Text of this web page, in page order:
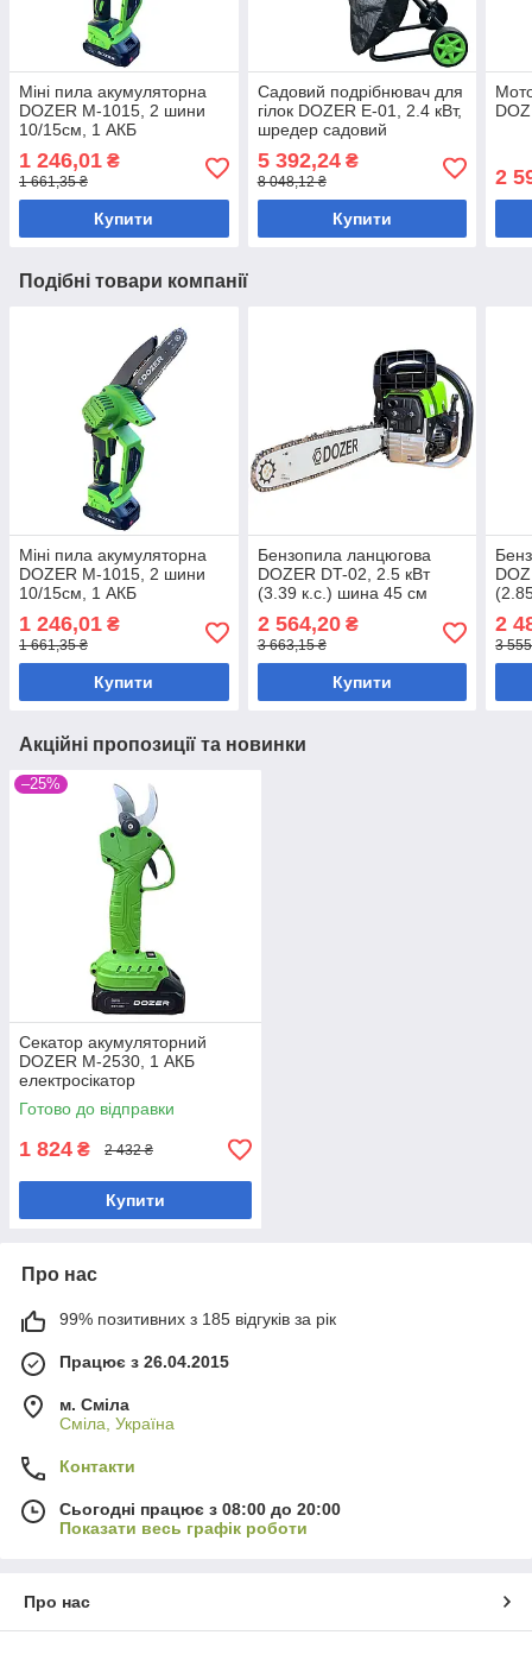
Міні пила акумуляторна
DOZER М-1015, 2 шини
10/15см, 1 АКБ
1 246,01 ₴
1 661,35 ₴
Купити
Садовий подрібнювач для
гілок DOZER E-01, 2.4 кВт,
шредер садовий
5 392,24₴
8 048,12 ₴
Купити
2
Подібні товари компанії
Міні пила акумуляторна
DOZER М-1015, 2 шини
10/15см, 1 АКБ
1 246,01 ₴
1 661,35 ₴
Купити
Бензопила ланцюгова
DOZER DT-02, 2.5 кВт
(3.39 к.с.) шина 45 см
2 564,20₴
3 663,15 ₴
Купити
2
3
Акційні пропозиції та новинки
–25%
Секатор акумуляторний
DOZER М-2530, 1 АКБ
електросікатор
Готово до відправки
1 824 ₴ 2 432 ₴
Купити
Про нас
99% позитивних з 185 відгуків за рік
Працює з 26.04.2015
м. Сміла
Сміла, Україна
Контакти
Сьогодні працює з 08:00 до 20:00
Показати весь графік роботи
Про нас